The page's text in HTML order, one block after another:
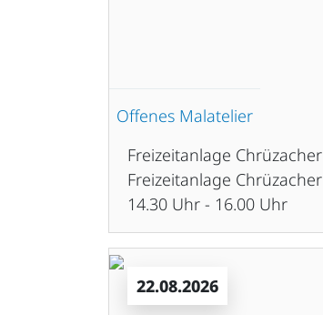
Offenes Malatelier
Freizeitanlage Chrüzacher
Freizeitanlage Chrüzacher
14.30 Uhr - 16.00 Uhr
22.08.2026